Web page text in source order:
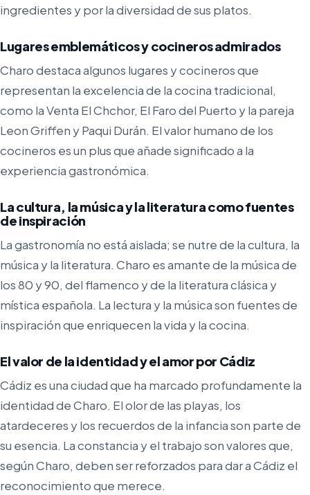
ingredientes y por la diversidad de sus platos.
Lugares emblemáticos y cocineros admirados
Charo destaca algunos lugares y cocineros que
representan la excelencia de la cocina tradicional,
como la Venta El Chchor, El Faro del Puerto y la pareja
Leon Griffen y Paqui Durán. El valor humano de los
cocineros es un plus que añade significado a la
experiencia gastronómica.
La cultura, la música y la literatura como fuentes
de inspiración
La gastronomía no está aislada; se nutre de la cultura, la
música y la literatura. Charo es amante de la música de
los 80 y 90, del flamenco y de la literatura clásica y
mística española. La lectura y la música son fuentes de
inspiración que enriquecen la vida y la cocina.
El valor de la identidad y el amor por Cádiz
Cádiz es una ciudad que ha marcado profundamente la
identidad de Charo. El olor de las playas, los
atardeceres y los recuerdos de la infancia son parte de
su esencia. La constancia y el trabajo son valores que,
según Charo, deben ser reforzados para dar a Cádiz el
reconocimiento que merece.